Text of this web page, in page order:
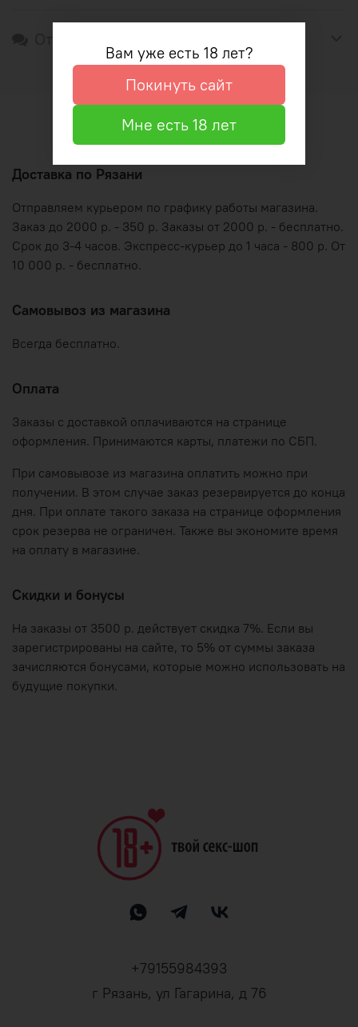
Оформление и оплата
Доставка по Рязани
Отправляем курьером по графику работы магазина.
Заказ до 2000 р. - 350 р. Заказы от 2000 р. - бесплатно.
Срок до 3-4 часов. Экспресс-курьер до 1 часа - 800 р. От
10 000 р. - бесплатно.
Самовывоз из магазина
Всегда бесплатно.
Оплата
Заказы с доставкой оплачиваются на странице
оформления. Принимаются карты, платежи по СБП.
При самовывозе из магазина оплатить можно при
получении. В этом случае заказ резервируется до конца
дня. При оплате такого заказа на странице оформления
срок резерва не ограничен. Также вы экономите время
на оплату в магазине.
Скидки и бонусы
На заказы от 3500 р. действует скидка 7%. Если вы
зарегистрированы на сайте, то 5% от суммы заказа
зачисляются бонусами, которые можно использовать на
будущие покупки.
+79155984393
г Рязань, ул Гагарина, д 76
Вам уже есть 18 лет?
Покинуть сайт
Мне есть 18 лет